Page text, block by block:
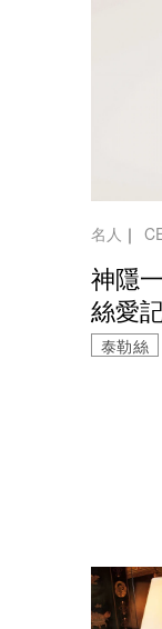
名人 ｜
神隱
絲愛
泰勒絲